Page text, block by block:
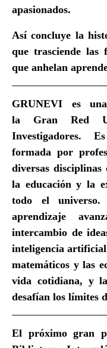
apasionados.
Así concluye la
que trasciende las
que anhelan
GRUNEVI es
la Gran Red
Investigadores. Es
formada por
diversas
la educación y la
todo el
aprendizaje
intercambio de
inteligencia
matemáticos y las
vida cotidiana, y
desafían los límites
El próximo gran